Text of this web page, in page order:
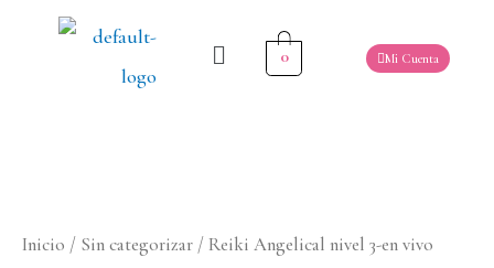
0 Mi Cuenta
Inicio / Sin categorizar / Reiki Angelical nivel 3-en vivo